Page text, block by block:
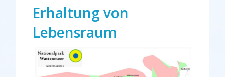
Erhaltung von
Lebensraum